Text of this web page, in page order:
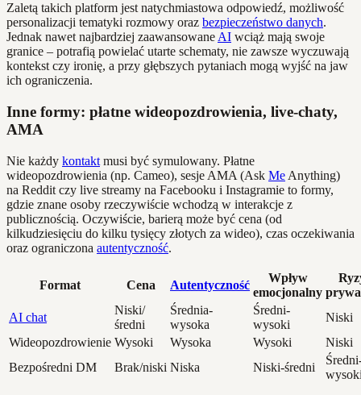
Zaletą takich platform jest natychmiastowa odpowiedź, możliwość
personalizacji tematyki rozmowy oraz bezpieczeństwo danych.
Jednak nawet najbardziej zaawansowane AI wciąż mają swoje
granice – potrafią powielać utarte schematy, nie zawsze wyczuwają
kontekst czy ironię, a przy głębszych pytaniach mogą wyjść na jaw
ich ograniczenia.
Inne formy: płatne wideopozdrowienia, live-chaty,
AMA
Nie każdy kontakt musi być symulowany. Płatne
wideopozdrowienia (np. Cameo), sesje AMA (Ask Me Anything)
na Reddit czy live streamy na Facebooku i Instagramie to formy,
gdzie znane osoby rzeczywiście wchodzą w interakcje z
publicznością. Oczywiście, barierą może być cena (od
kilkudziesięciu do kilku tysięcy złotych za wideo), czas oczekiwania
oraz ograniczona autentyczność.
Format Cena Autentyczność
Wpływ
emocjonalny
AI chat
Niski/
średni
Średnia-
wysoka
Średni-
wysoki
Niski
Wideopozdrowienie Wysoki Wysoka Wysoki
Niski
Bezpośredni DM
Brak/niski Niska Niski-średni